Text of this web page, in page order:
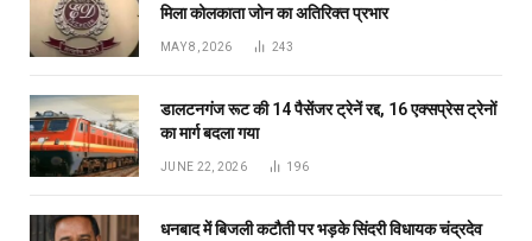
मिला कोलकाता जोन का अतिरिक्त प्रभार
MAY 8, 2026 243
डालटनगंज रूट की 14 पैसेंजर ट्रेनें रद्द, 16 एक्सप्रेस ट्रेनों
का मार्ग बदला गया
JUNE 22, 2026 196
धनबाद में बिजली कटौती पर भड़के सिंदरी विधायक चंद्रदेव